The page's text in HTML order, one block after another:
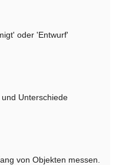
oder 'Entwurf'
Unterschiede
von Objekten messen.